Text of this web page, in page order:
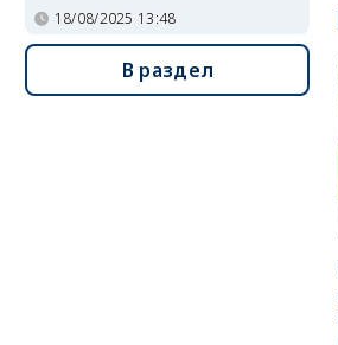
18/08/2025 13:48
В раздел